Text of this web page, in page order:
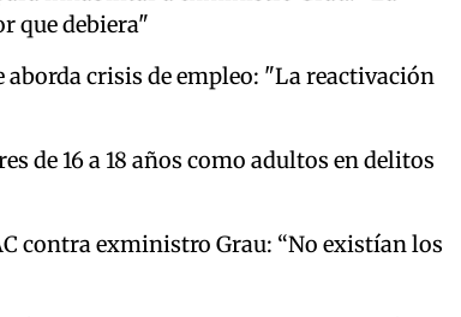
que debiera"
aborda crisis de empleo: "La reactivación
de 16 a 18 años como adultos en delitos
contra exministro Grau: “No existían los